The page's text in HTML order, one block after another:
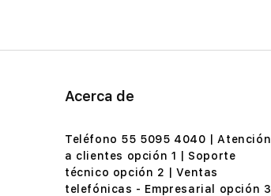
Acerca de
Teléfono 55 5095 4040 | Atención
a clientes opción 1 | Soporte
técnico opción 2 | Ventas
telefónicas - Empresarial opción 3